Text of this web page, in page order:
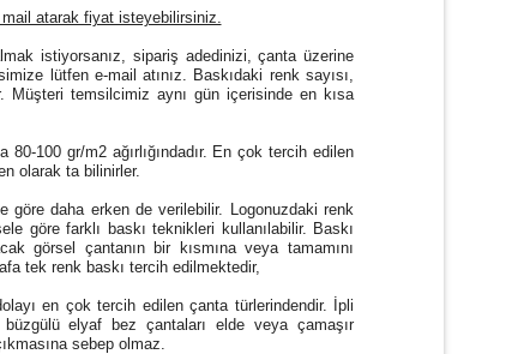
atarak fiyat isteyebilirsiniz.
istiyorsanız, sipariş adedinizi, çanta üzerine
lütfen e-mail atınız. Baskıdaki renk sayısı,
Müşteri temsilcimiz aynı gün içerisinde en kısa
100 gr/m2 ağırlığındadır. En çok tercih edilen
olarak ta bilinirler.
göre daha erken de verilebilir. Logonuzdaki renk
göre farklı baskı teknikleri kullanılabilir. Baskı
görsel çantanın bir kısmına veya tamamını
tek renk baskı tercih edilmektedir,
en çok tercih edilen çanta türlerindendir. İpli
elyaf bez çantaları elde veya çamaşır
sebep olmaz.